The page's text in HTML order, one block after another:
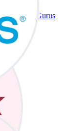
CarGurus